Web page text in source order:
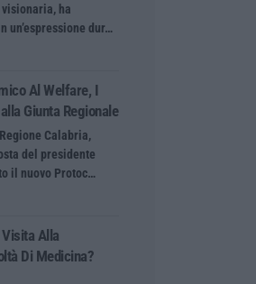
ha
un’espressione dur…
Al Welfare, I
Giunta Regionale
Calabria,
del presidente
il nuovo Protoc…
Alla
Di Medicina?